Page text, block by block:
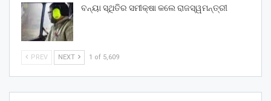
ବନ୍ୟା ସ୍ଥିତିର ସମୀକ୍ଷା କଲେ ରାଜସ୍ୱମନ୍ତ୍ରୀ
PREV NEXT 1 of 5,609